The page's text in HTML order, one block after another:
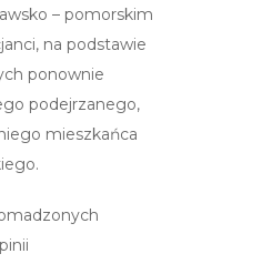
– pomorskim
na podstawie
ponownie
podejrzanego,
mieszkańca